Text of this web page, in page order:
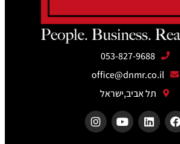
053-827-9688
office@dnmr.co.il
תל אביב,ישראל